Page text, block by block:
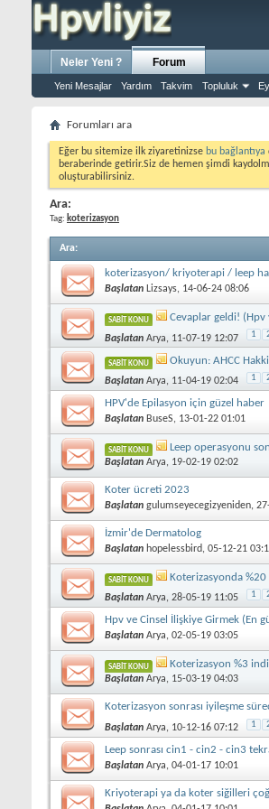
Neler Yeni ? Forum
Yeni Mesajlar Yardım Takvim Topluluk
Forumları ara
Eğer bu sitemize ilk ziyaretinizse bu bağlantıya
beraberinde getirir.Siz de hemen şimdi
oluşturabilirsiniz.
Ara:
Tag: koterizasyon
Ara:
koterizasyon/ kriyoterapi / leep
Başlatan Lizsays, 14-06-24 08:06
SABIT KONU Cevaplar geldi!
Başlatan Arya, 11-07-19 12:07 1
SABIT KONU Okuyun: AHCC
Başlatan Arya, 11-04-19 02:04 1
HPV'de Epilasyon için güzel haber
Başlatan BuseS, 13-01-22 01:01
SABIT KONU Leep operasyonu
Başlatan Arya, 19-02-19 02:02
Koter ücreti 2023
Başlatan gulumseyecegizyeniden,
İzmir'de Dermatolog
Başlatan hopelessbird, 05-12-21
SABIT KONU Koterizasyonda
Başlatan Arya, 28-05-19 11:05 1
Hpv ve Cinsel İlişkiye Girmek (En
Başlatan Arya, 02-05-19 03:05
SABIT KONU Koterizasyon %3
Başlatan Arya, 15-03-19 04:03
Koterizasyon sonrası iyileşme
Başlatan Arya, 10-12-16 07:12 1
Leep sonrası cin1 - cin2 - cin3
Başlatan Arya, 04-01-17 10:01
Kriyoterapi ya da koter siğilleri